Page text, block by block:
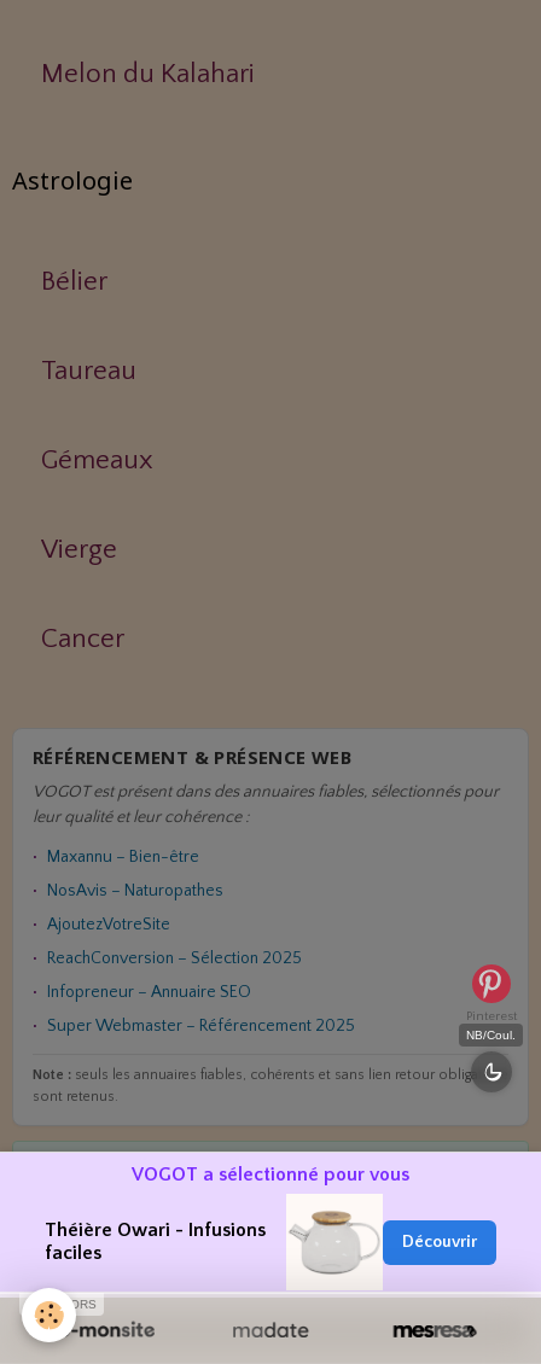
Melon du Kalahari
Astrologie
Bélier
Taureau
Gémeaux
Vierge
Cancer
RÉFÉRENCEMENT & PRÉSENCE WEB
VOGOT est présent dans des annuaires fiables, sélectionnés pour
leur qualité et leur cohérence :
Maxannu – Bien-être
NosAvis – Naturopathes
AjoutezVotreSite
ReachConversion – Sélection 2025
Infopreneur – Annuaire SEO
Super Webmaster – Référencement 2025
Note : seuls les annuaires fiables, cohérents et sans lien retour obligatoire
sont retenus.
Pinterest
NB/Coul.
VOGOT a sélectionné pour vous
Théière Owari - Infusions
faciles
Découvrir
SPONSORS